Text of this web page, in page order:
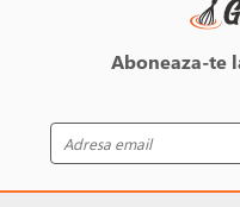
Aboneaza-te